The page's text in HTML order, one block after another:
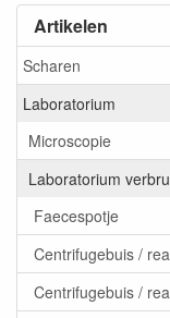
Artikelen
Scharen
Laboratorium
Microscopie
Laboratorium
Faecespotje
Centrifugebuis /
Centrifugebuis /